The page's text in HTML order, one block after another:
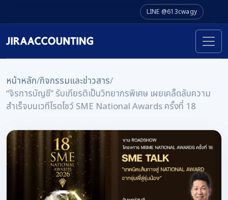
LINE @613cwagy
หน้าหลัก/กิจกรรมและข่าวสาร/
“จิรการบัญชี” รับเกียรติเป็นวิทยากรพิเศษ เผยเคล็ดลับความ
สำเร็จบนเวทีโรดโชว์ SME National Awards ครั้งที่ 18